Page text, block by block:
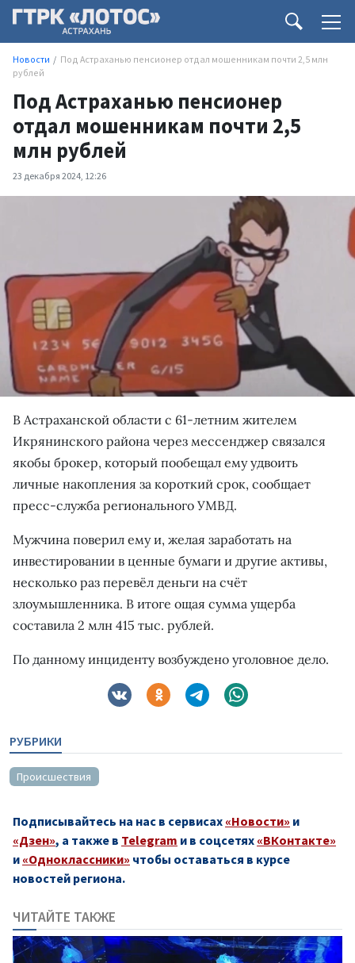
Новости
Под Астраханью пенсионер отдал мошенникам почти 2,5 млн
рублей
Под Астраханью пенсионер
отдал мошенникам почти 2,5
млн рублей
23 декабря 2024, 12:26
В Астраханской области с 61-летним жителем
Икрянинского района через мессенджер связался
якобы брокер, который пообещал ему удвоить
личные накопления за короткий срок, сообщает
пресс-служба регионального УМВД.
Мужчина поверил ему и, желая заработать на
инвестировании в ценные бумаги и другие активы,
несколько раз перевёл деньги на счёт
злоумышленника. В итоге ощая сумма ущерба
составила 2 млн 415 тыс. рублей.
По данному инциденту возбуждено уголовное дело.
РУБРИКИ
Происшествия
Подписывайтесь на нас в сервисах «Новости» и
«Дзен», а также в Telegram и в соцсетях «ВКонтакте»
и «Одноклассники» чтобы оставаться в курсе
новостей региона.
ЧИТАЙТЕ ТАКЖЕ